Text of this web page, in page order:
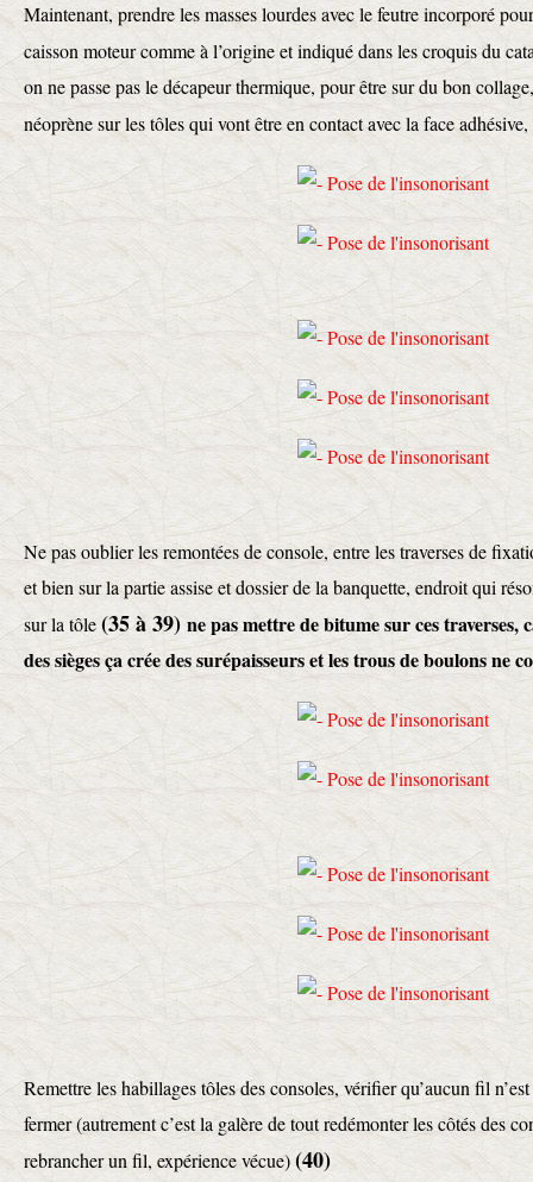
Maintenant, prendre les masses lourdes avec le feutre incorporé
caisson moteur comme à l’origine et indiqué dans les croquis du
on ne passe pas le décapeur thermique, pour être sur du bon
néoprène sur les tôles qui vont être en contact avec la face
Ne pas oublier les remontées de console, entre les traverses de
et bien sur la partie assise et dossier de la banquette, endroit qui
sur la tôle(35 à 39) ne pas mettre de bitume sur ces
des sièges ça crée des surépaisseurs et les trous de boulons ne
Remettre les habillages tôles des consoles, vérifier qu’aucun fil
fermer (autrement c’est la galère de tout redémonter les côtés des
rebrancher un fil, expérience vécue)(40)